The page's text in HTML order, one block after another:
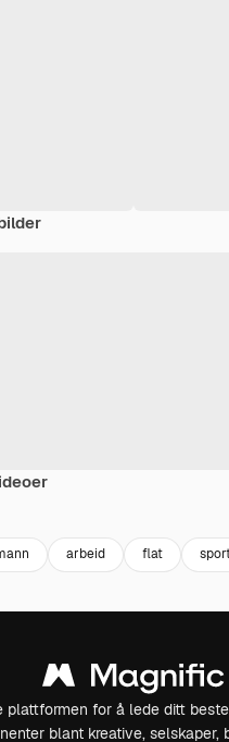
arbeid flat
plattformen for å lede ditt
blant kreative, selskaper,